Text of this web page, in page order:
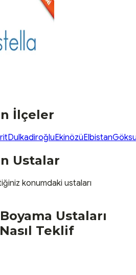
İlçeler
DulkadiroğluEkinözüElbistan
Ustalar
konumdaki ustaları
Ustaları
Teklif